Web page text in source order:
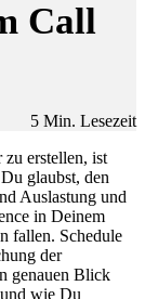
Call
5 Min. Lesezeit
erstellen, ist
glaubst, den
Auslastung und
in Deinem
fallen. Schedule
der
genauen Blick
wie Du